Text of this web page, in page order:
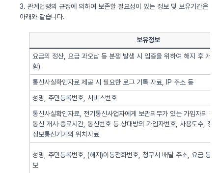
3. 관계법령의 규정에 의하여 보존할 필요성이 있는 정보 및 보유기간은
아래와 같습니다.
보유정보
요금의 정산, 요금 과오납 등 분쟁 발생 시 입증을 위하여 해지 후 개인
함)
통신사실확인자료 제공 시 필요한 로그 기록 자료, IP 주소 등
성명, 주민등록번호, 서비스번호
통신사실확인자료, 전기통신사업자에게 보관의무가 있는 가입자의 전
통신 개시·종료시간, 통신번호 등 상대방의 가입자번호, 사용도수, 정
정보통신기기의 위치자료
성명, 주민등록번호, (해지)이동전화번호, 청구서 배달 주소, 요금 등
보